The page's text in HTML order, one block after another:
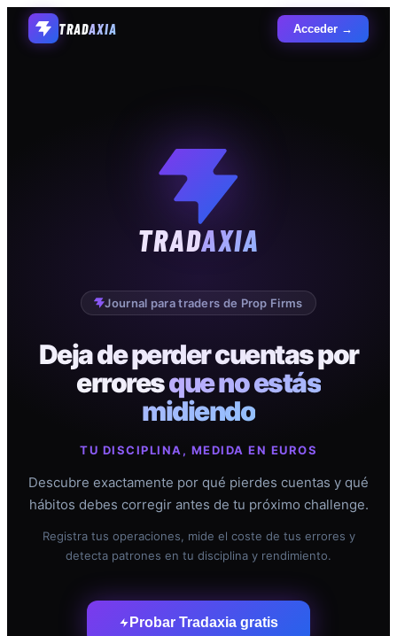
TRADAXIA Acceder →
TRADAXIA
Journal para traders de Prop Firms
Deja de perder cuentas por
erroresque no estás
midiendo
TU DISCIPLINA, MEDIDA EN EUROS
Descubre exactamente por qué pierdes cuentas y qué
hábitos debes corregir antes de tu próximo challenge.
Registra tus operaciones, mide el coste de tus errores y
detecta patrones en tu disciplina y rendimiento.
Probar Tradaxia gratis